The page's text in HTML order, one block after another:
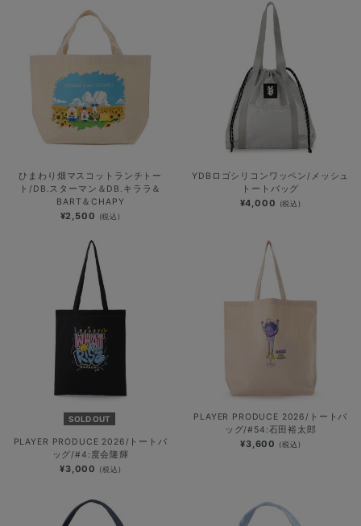
ひまわり畑マスコットランチトー
ト/DB.スターマン＆DB.キララ＆
BART＆CHAPY
¥2,500 (税込)
YDBロゴシリコンワッペン/メッシュ
トートバッグ
¥4,000 (税込)
SOLD OUT
PLAYER PRODUCE 2026/トートバ
ッグ/#4:度会隆輝
¥3,000 (税込)
PLAYER PRODUCE 2026/トートバ
ッグ/#54:石田裕太郎
¥3,600 (税込)